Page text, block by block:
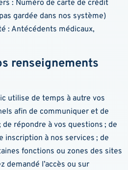
: Numéro de carte de crédit
gardée dans nos système)
: Antécédents médicaux,
renseignements
utilise de temps à autre vos
afin de communiquer et de
répondre à vos questions ; de
à nos services ; de
fonctions ou zones des sites
demandé l’accès ou sur